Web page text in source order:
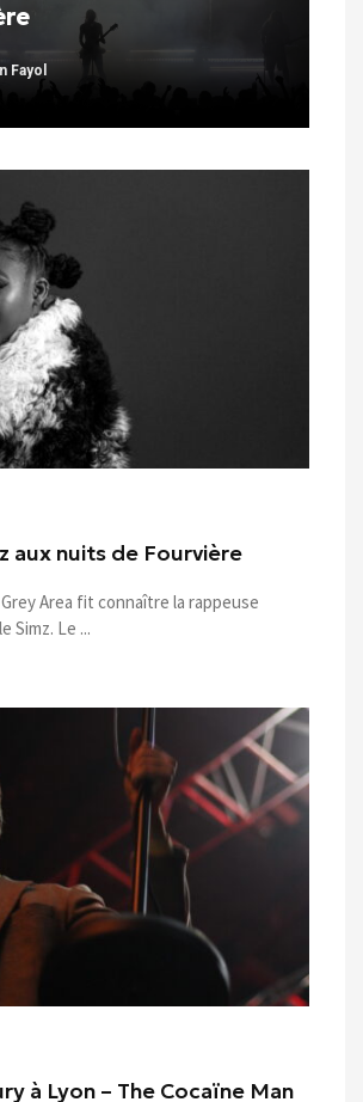
Fayol
aux nuits de Fourvière
Grey Area fit connaître la rappeuse
Simz. Le ...
à Lyon – The Cocaïne Man